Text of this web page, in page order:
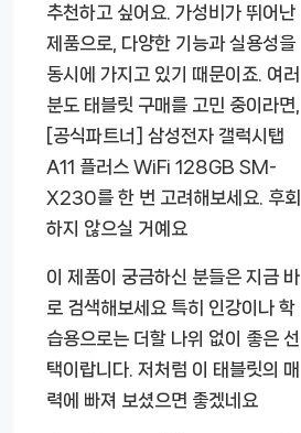
추천하고 싶어요. 가성비가 뛰어난
제품으로, 다양한 기능과 실용성을
동시에 가지고 있기 때문이죠. 여러
분도 태블릿 구매를 고민 중이라면,
[공식파트너] 삼성전자 갤럭시탭
A11 플러스 WiFi 128GB SM-
X230를 한 번 고려해보세요. 후회
하지 않으실 거예요
이 제품이 궁금하신 분들은 지금 바
로 검색해보세요 특히 인강이나 학
습용으로는 더할 나위 없이 좋은 선
택이랍니다. 저처럼 이 태블릿의 매
력에 빠져 보셨으면 좋겠네요